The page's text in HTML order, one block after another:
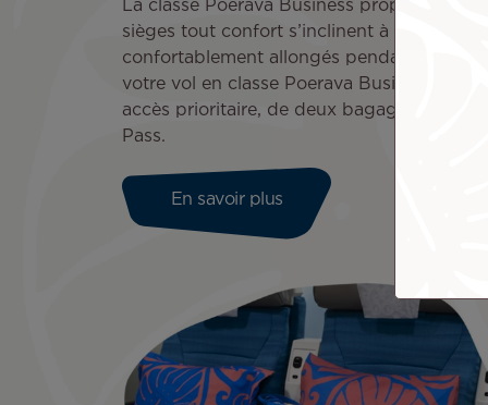
La classe Poerava Business propose une
sièges tout confort s’inclinent à 180°.
confortablement allongés pendant toute
votre vol en classe Poerava Business pour
accès prioritaire, de deux bagages de 32
Pass.
En savoir plus